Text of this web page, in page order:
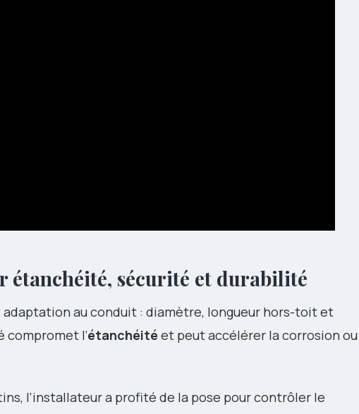
étanchéité, sécurité et durabilité
adaptation au conduit : diamètre, longueur hors-toit et
l’étanchéité et peut accélérer la corrosion ou
l’installateur a profité de la pose pour contrôler le